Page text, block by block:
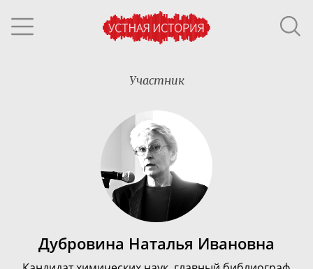
Участник
Дубровина Наталья Ивановна